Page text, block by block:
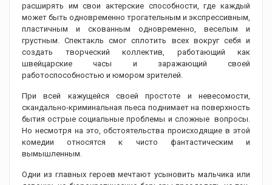
расширять им свои актерские способности, где каждый
может быть одновременно трогательным и экспрессивным,
пластичным и скованным одновременно, веселым и
грустным. Спектакль смог сплотить всех вокруг себя и
создать творческий коллектив, работающий как
швейцарские часы и заражающий своей
работоспособностью и юмором зрителей.
При всей кажущейся своей простоте и невесомости,
скандально-криминальная пьеса поднимает на поверхность
бытия острые социальные проблемы и сложные вопросы.
Но несмотря на это, обстоятельства происходящие в этой
комедии относятся к чисто фантастическим и
вымышленным.
Одни из главных героев мечтают усыновить мальчика или